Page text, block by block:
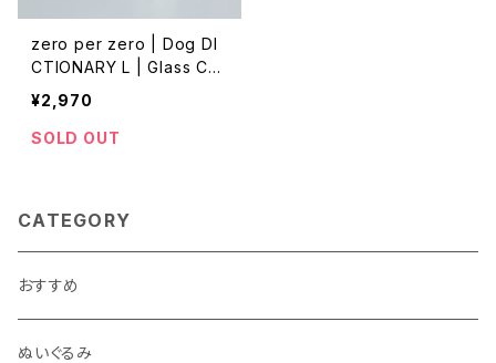
zero per zero | Dog DI
CTIONARY L | Glass Cu
p
¥2,970
SOLD OUT
CATEGORY
おすすめ
ぬいぐるみ